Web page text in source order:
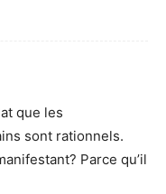
que les
sont rationnels.
Parce qu’il